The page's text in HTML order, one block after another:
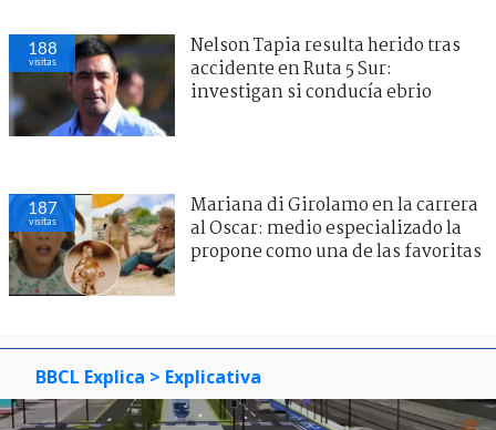
188
visitas
Nelson Tapia resulta herido tras
accidente en Ruta 5 Sur:
investigan si conducía ebrio
187
visitas
Mariana di Girolamo en la carrera
al Oscar: medio especializado la
propone como una de las favoritas
BBCL Explica > Explicativa